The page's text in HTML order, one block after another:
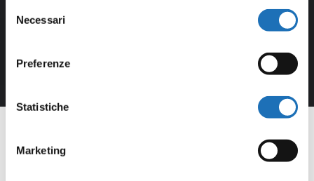
delNecessari
Preferenze
Statistiche
Marketing